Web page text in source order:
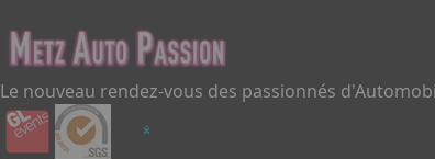
Le nouveau rendez-vous des passionnés